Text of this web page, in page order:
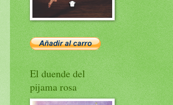
El duende del
pijama rosa